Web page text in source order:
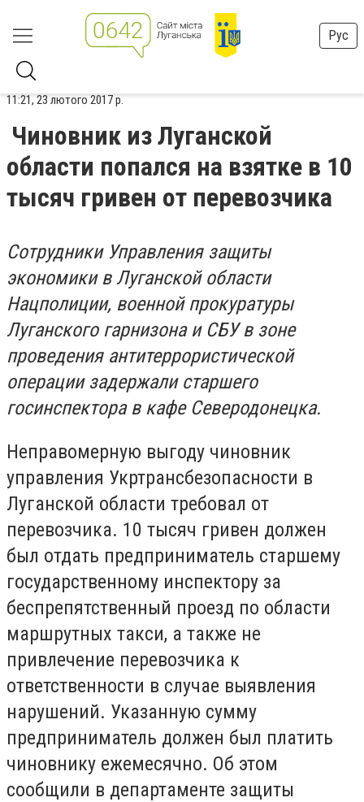
Рус
11:21, 23 лютого 2017 р.
Чиновник из Луганской
области попался на взятке в 10
тысяч гривен от перевозчика
Сотрудники Управления защиты
экономики в Луганской области
Нацполиции, военной прокуратуры
Луганского гарнизона и СБУ в зоне
проведения антитеррористической
операции задержали старшего
госинспектора в кафе Северодонецка.
Неправомерную выгоду чиновник
управления Укртрансбезопасности в
Луганской области требовал от
перевозчика. 10 тысяч гривен должен
был отдать предприниматель старшему
государственному инспектору за
беспрепятственный проезд по области
маршрутных такси, а также не
привлечение перевозчика к
ответственности в случае выявления
нарушений. Указанную сумму
предприниматель должен был платить
чиновнику ежемесячно. Об этом
сообщили в департаменте защиты